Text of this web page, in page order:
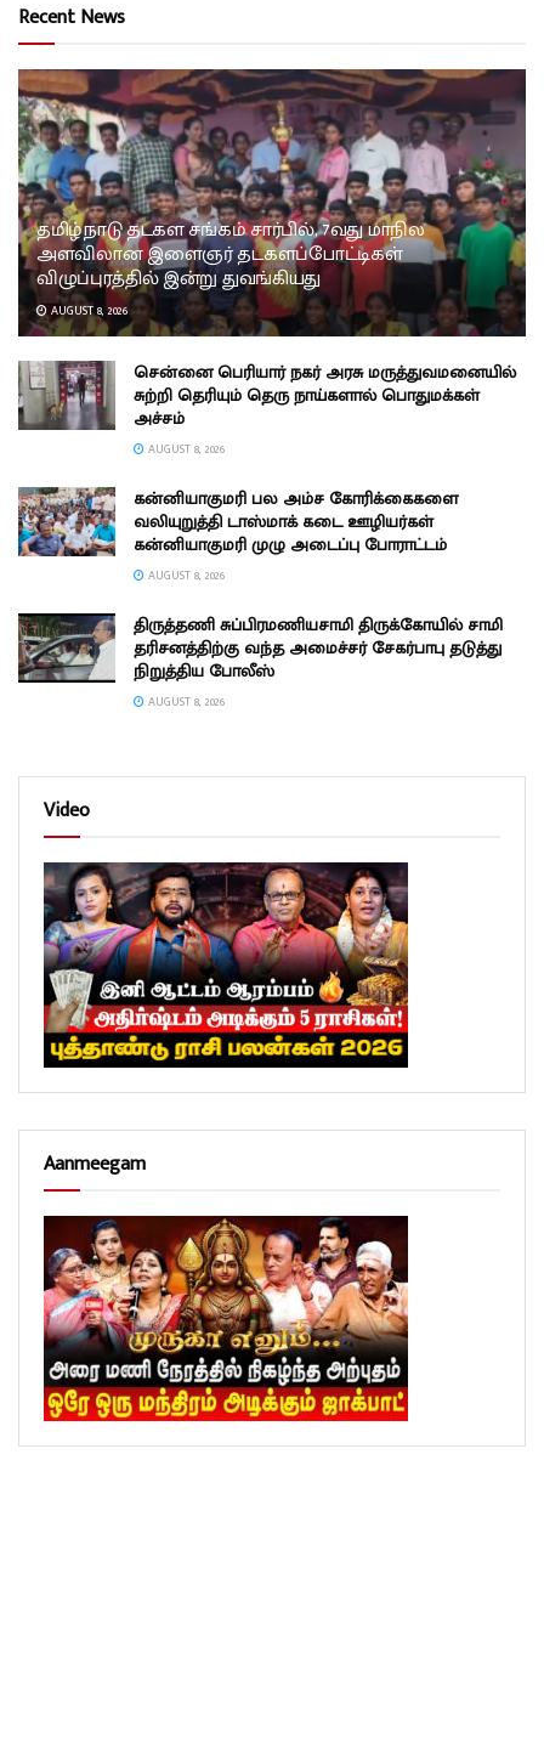
Recent News
தமிழ்நாடு தடகள சங்கம் சார்பில், 7வது மாநில
அளவிலான இளைஞர் தடகளப்போட்டிகள்
விழுப்புரத்தில் இன்று துவங்கியது
AUGUST 8, 2026
சென்னை பெரியார் நகர் அரசு மருத்துவமனையில்
சுற்றி தெரியும் தெரு நாய்களால் பொதுமக்கள்
அச்சம்
AUGUST 8, 2026
கன்னியாகுமரி பல அம்ச கோரிக்கைகளை
வலியுறுத்தி டாஸ்மாக் கடை ஊழியர்கள்
கன்னியாகுமரி முழு அடைப்பு போராட்டம்
AUGUST 8, 2026
திருத்தணி சுப்பிரமணியசாமி திருக்கோயில் சாமி
தரிசனத்திற்கு வந்த அமைச்சர் சேகர்பாபு தடுத்து
நிறுத்திய போலீஸ்
AUGUST 8, 2026
Video
Aanmeegam